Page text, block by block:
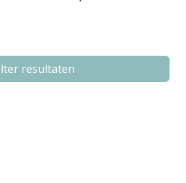
resultaten